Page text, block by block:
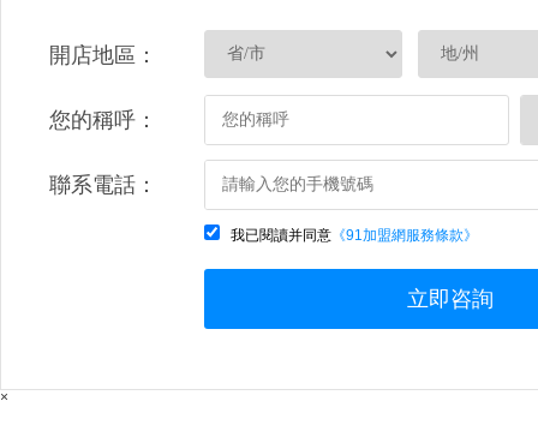
開店地區：
您的稱呼：
聯系電話：
我已閱讀并同意 《91加盟網服務條款》
立即咨詢
×